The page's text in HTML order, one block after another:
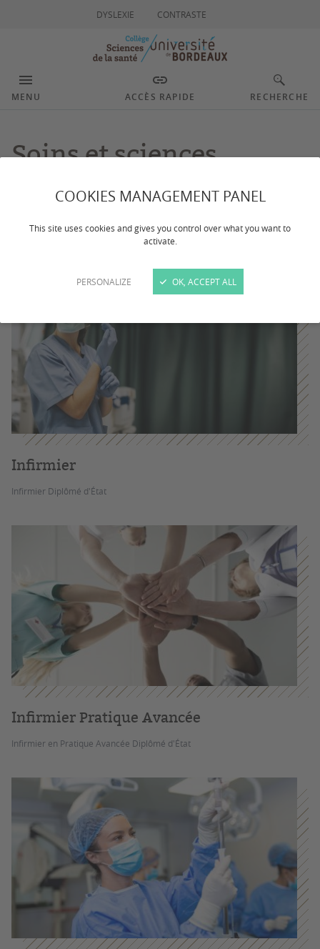
COOKIES MANAGEMENT PANEL
This site uses cookies and gives you control over what you want to
activate.
PERSONALIZE OK, ACCEPT ALL
DYSLEXIE CONTRASTE
MENU ACCÈS RAPIDE RECHERCHE
Soins et sciences
infirmiers
le 15/04/2025
Infirmier
Infirmier Diplômé d'État
Infirmier Pratique Avancée
Infirmier en Pratique Avancée Diplômé d'État